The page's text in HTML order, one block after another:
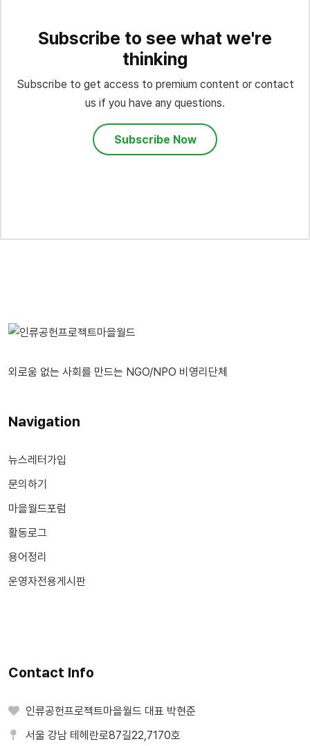
Subscribe to see what we're
thinking
Subscribe to get access to premium content or contact
us if you have any questions.
Subscribe Now
외로움 없는 사회를 만드는 NGO/NPO 비영리단체
Navigation
뉴스레터가입
문의하기
마을월드포럼
활동로그
용어정리
운영자전용게시판
Contact Info
인류공헌프로젝트마을월드 대표 박현준
서울 강남 테헤란로87길22,7170호